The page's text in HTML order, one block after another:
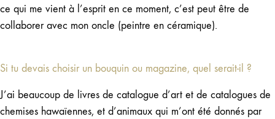
ce qui me vient à l’esprit en ce moment, c’est peut être de
collaborer avec mon oncle (peintre en céramique).
Si tu devais choisir un bouquin ou magazine, quel serait-il ?
J’ai beaucoup de livres de catalogue d’art et de catalogues de
chemises hawaïennes, et d’animaux qui m’ont été donnés par